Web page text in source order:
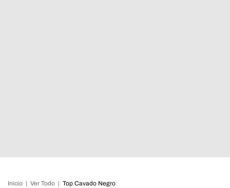
Inicio | Ver Todo | Top Cavado Negro